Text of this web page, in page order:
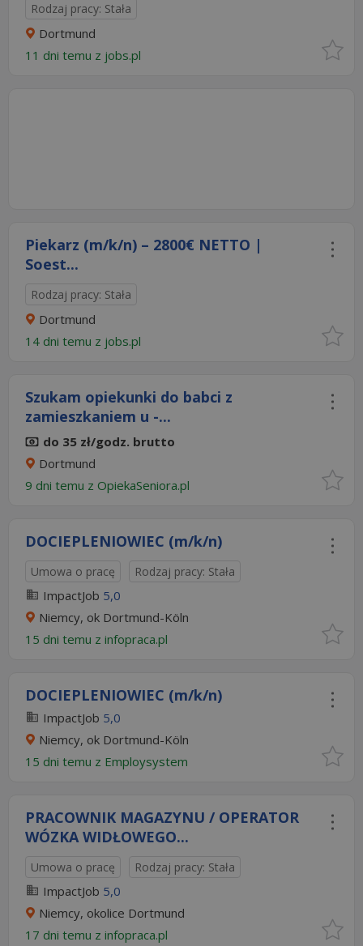
Rodzaj pracy: Stała
Dortmund
11 dni temu z jobs.pl
Piekarz (m/k/n) – 2800€ NETTO |
Soest...
Rodzaj pracy: Stała
Dortmund
14 dni temu z jobs.pl
Szukam opiekunki do babci z
zamieszkaniem u -...
do 35 zł/godz. brutto
Dortmund
9 dni temu z OpiekaSeniora.pl
DOCIEPLENIOWIEC (m/k/n)
Umowa o pracę Rodzaj pracy: Stała
ImpactJob 5,0
Niemcy, ok Dortmund-Köln
15 dni temu z infopraca.pl
DOCIEPLENIOWIEC (m/k/n)
ImpactJob 5,0
Niemcy, ok Dortmund-Köln
15 dni temu z Employsystem
PRACOWNIK MAGAZYNU / OPERATOR
WÓZKA WIDŁOWEGO...
Umowa o pracę Rodzaj pracy: Stała
ImpactJob 5,0
Niemcy, okolice Dortmund
17 dni temu z infopraca.pl